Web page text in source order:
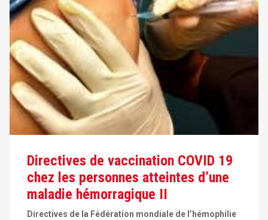
Directives de vaccination COVID 19
chez les personnes atteintes d’une
maladie hémorragique II
Directives de la Fédération mondiale de l’hémophilie